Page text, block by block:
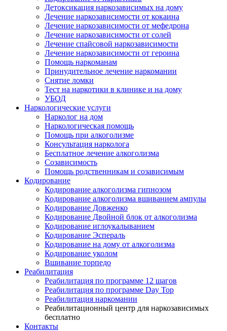
Детоксикация наркозависимых на дому
Лечение наркозависимости от кокаина
Лечение наркозависимости от мефедрона
Лечение наркозависимости от солей
Лечение спайсовой наркозависимости
Лечение наркозависимости от героина
Помощь наркоманам
Принудительное лечение наркомании
Снятие ломки
Тест на наркотики в клинике и на дому
УБОД
Наркологические услуги
Нарколог на дом
Наркологическая помощь
Помощь при алкоголизме
Консультация нарколога
Бесплатное лечение алкоголизма
Созависимость
Помощь родственникам и созависимым
Кодирование
Кодирование алкоголизма гипнозом
Кодирование алкоголизма вшиванием ампулы
Кодирование Довженко
Кодирование Двойной блок от алкоголизма
Кодирование иглоукалыванием
Кодирование Эспераль
Кодирование на дому от алкоголизма
Кодирование уколом
Вшивание торпедо
Реабилитация
Реабилитация по программе 12 шагов
Реабилитация по программе Day Top
Реабилитация наркомании
Реабилитационный центр для наркозависимых
бесплатно
Контакты